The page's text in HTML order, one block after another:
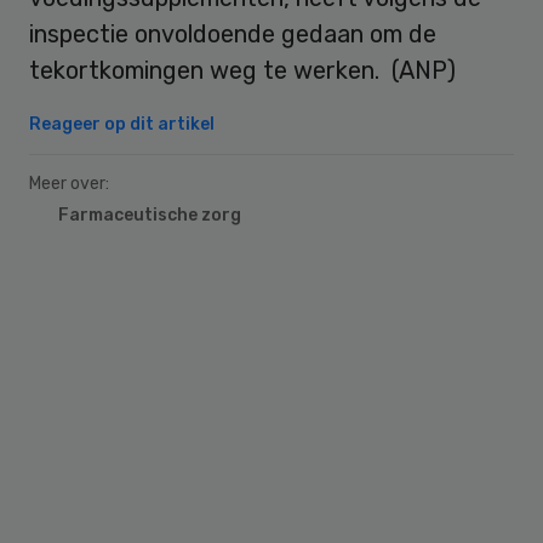
inspectie onvoldoende gedaan om de
tekortkomingen weg te werken. (ANP)
Reageer op dit artikel
Meer over:
Farmaceutische zorg